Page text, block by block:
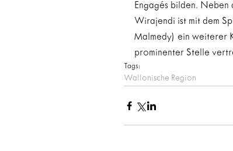
Engagés bilden. Neben
Wirajendi ist mit dem
Malmedy) ein weiterer
prominenter Stelle
Tags:
Wallonische Region